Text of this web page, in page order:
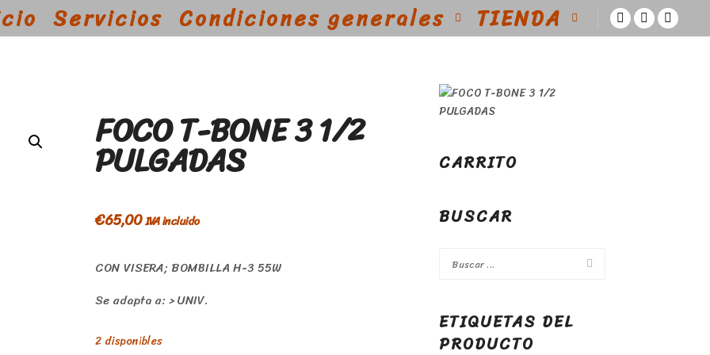
Servicios Condiciones generales TIENDA
FOCO T-BONE 3 1/2
PULGADAS
€65,00IVA incluido
CON VISERA; BOMBILLA H-3 55W
Se adapta a: > UNIV.
2 disponibles
CARRITO
BUSCAR
ETIQUETAS DEL
PRODUCTO